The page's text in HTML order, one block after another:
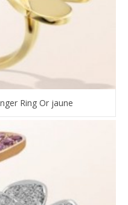
Ring Or jaune